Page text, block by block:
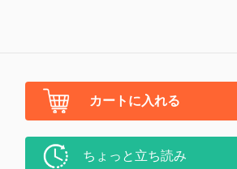
カートに入れる
ちょっと立ち読み